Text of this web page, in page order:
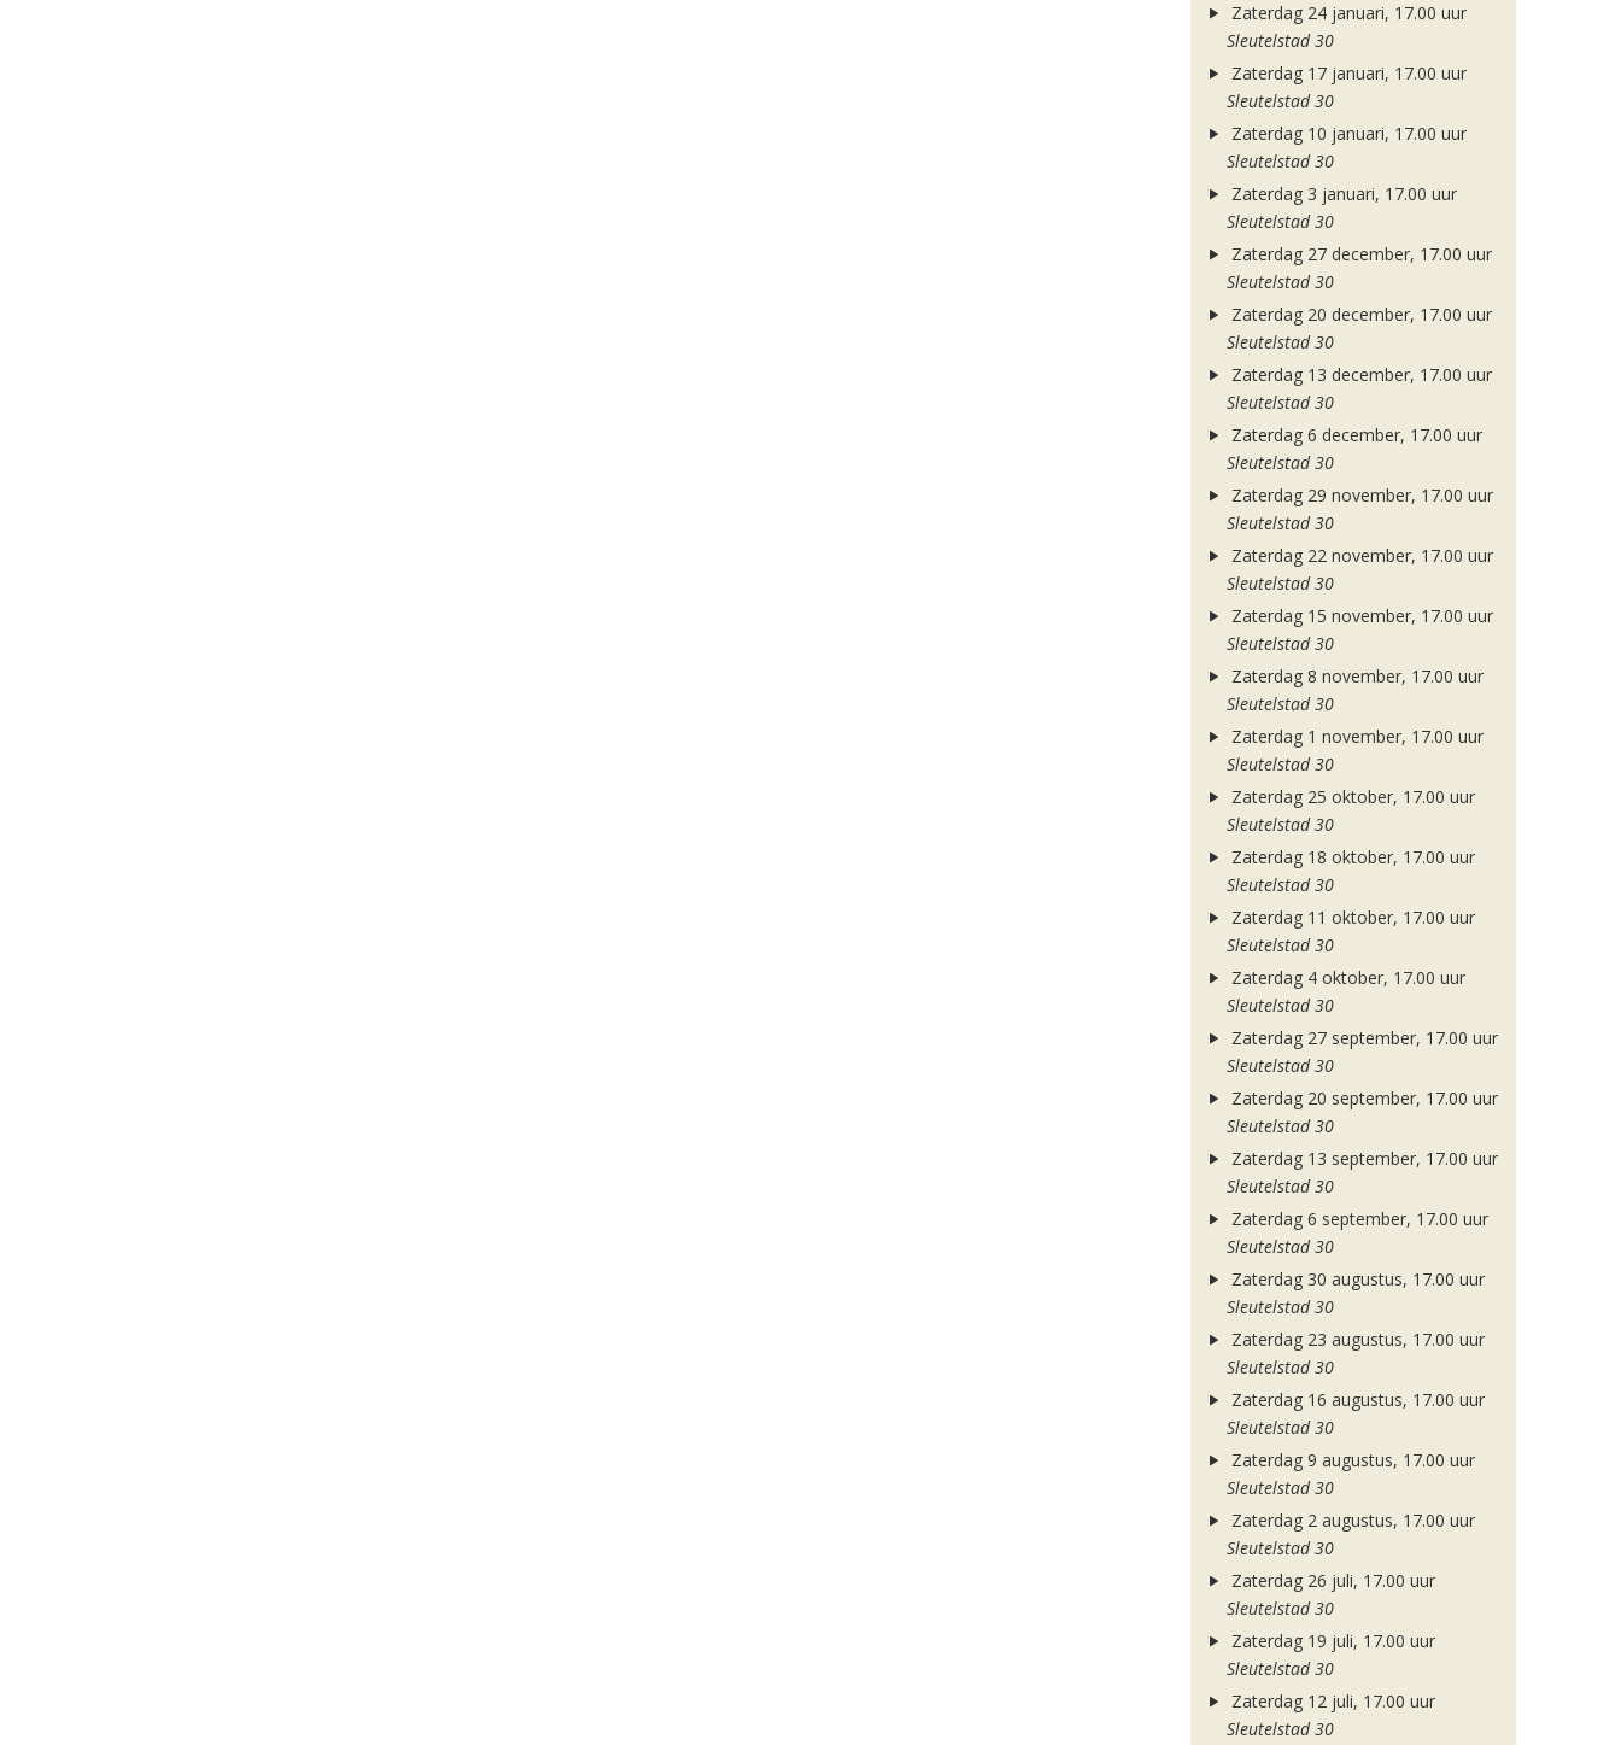
Zaterdag 24 januari, 17.00 uur
Sleutelstad 30
Zaterdag 17 januari, 17.00 uur
Sleutelstad 30
Zaterdag 10 januari, 17.00 uur
Sleutelstad 30
Zaterdag 3 januari, 17.00 uur
Sleutelstad 30
Zaterdag 27 december, 17.00 uur
Sleutelstad 30
Zaterdag 20 december, 17.00 uur
Sleutelstad 30
Zaterdag 13 december, 17.00 uur
Sleutelstad 30
Zaterdag 6 december, 17.00 uur
Sleutelstad 30
Zaterdag 29 november, 17.00 uur
Sleutelstad 30
Zaterdag 22 november, 17.00 uur
Sleutelstad 30
Zaterdag 15 november, 17.00 uur
Sleutelstad 30
Zaterdag 8 november, 17.00 uur
Sleutelstad 30
Zaterdag 1 november, 17.00 uur
Sleutelstad 30
Zaterdag 25 oktober, 17.00 uur
Sleutelstad 30
Zaterdag 18 oktober, 17.00 uur
Sleutelstad 30
Zaterdag 11 oktober, 17.00 uur
Sleutelstad 30
Zaterdag 4 oktober, 17.00 uur
Sleutelstad 30
Zaterdag 27 september, 17.00 uur
Sleutelstad 30
Zaterdag 20 september, 17.00 uur
Sleutelstad 30
Zaterdag 13 september, 17.00 uur
Sleutelstad 30
Zaterdag 6 september, 17.00 uur
Sleutelstad 30
Zaterdag 30 augustus, 17.00 uur
Sleutelstad 30
Zaterdag 23 augustus, 17.00 uur
Sleutelstad 30
Zaterdag 16 augustus, 17.00 uur
Sleutelstad 30
Zaterdag 9 augustus, 17.00 uur
Sleutelstad 30
Zaterdag 2 augustus, 17.00 uur
Sleutelstad 30
Zaterdag 26 juli, 17.00 uur
Sleutelstad 30
Zaterdag 19 juli, 17.00 uur
Sleutelstad 30
Zaterdag 12 juli, 17.00 uur
Sleutelstad 30